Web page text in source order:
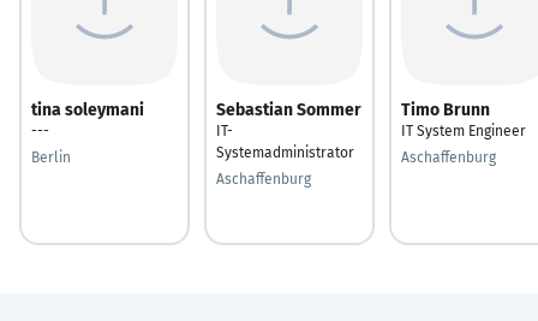
tina soleymani
---
Berlin
Sebastian Sommer
IT-
Systemadministrator
Aschaffenburg
Timo Brunn
IT System Engineer
Aschaffenburg